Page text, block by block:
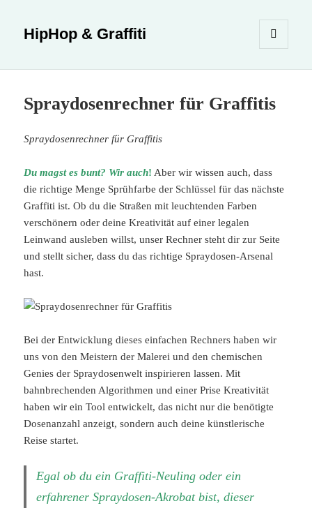
HipHop & Graffiti
WIDGETS
Spraydosenrechner für Graffitis
Spraydosenrechner für Graffitis
Du magst es bunt? Wir auch! Aber wir wissen auch, dass
die richtige Menge Sprühfarbe der Schlüssel für das nächste
Graffiti ist. Ob du die Straßen mit leuchtenden Farben
verschönern oder deine Kreativität auf einer legalen
Leinwand ausleben willst, unser Rechner steht dir zur Seite
und stellt sicher, dass du das richtige Spraydosen-Arsenal
hast.
Bei der Entwicklung dieses einfachen Rechners haben wir
uns von den Meistern der Malerei und den chemischen
Genies der Spraydosenwelt inspirieren lassen. Mit
bahnbrechenden Algorithmen und einer Prise Kreativität
haben wir ein Tool entwickelt, das nicht nur die benötigte
Dosenanzahl anzeigt, sondern auch deine künstlerische
Reise startet.
Egal ob du ein Graffiti-Neuling oder ein
erfahrener Spraydosen-Akrobat bist, dieser